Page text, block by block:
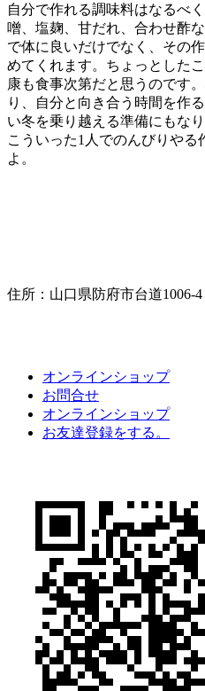
自分で作れる調味料はなるべ
噌、塩麹、甘だれ、合わせ酢
で体に良いだけでなく、その
めてくれます。ちょっとした
康も食事次第だと思うのです
り、自分と向き合う時間を作
い冬を乗り越える準備にもな
こういった1人でのんびりや
よ。
住所：山口県防府市台道1006-4
オンラインショップ
お問合せ
オンラインショップ
お友達登録をする。